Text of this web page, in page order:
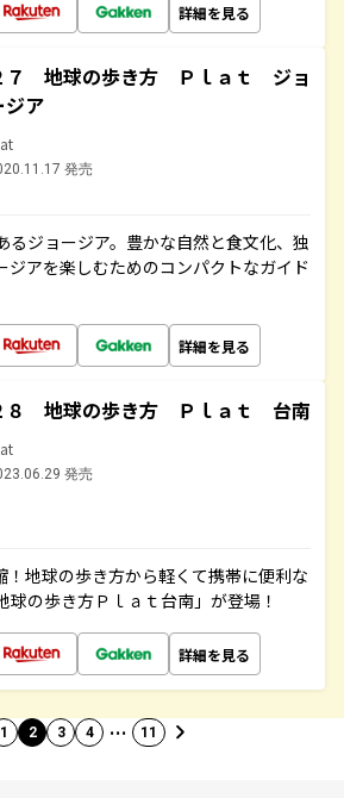
詳細を見る
７ 地球の歩き方 Ｐｌａｔ ジョ
ジア
発売
るジョージア。豊かな自然と食文化、独
ジアを楽しむためのコンパクトなガイド
詳細を見る
８ 地球の歩き方 Ｐｌａｔ 台南
発売
！地球の歩き方から軽くて携帯に便利な
球の歩き方Ｐｌａｔ台南」が登場！
詳細を見る
1 2 3 4 … 11